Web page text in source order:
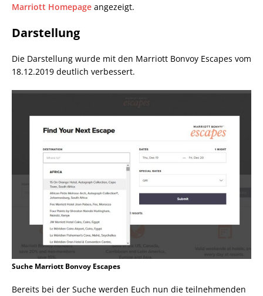
Marriott Homepage angezeigt.
Darstellung
Die Darstellung wurde mit den Marriott Bonvoy Escapes vom
18.12.2019 deutlich verbessert.
Suche Marriott Bonvoy Escapes
Bereits bei der Suche werden Euch nun die teilnehmenden